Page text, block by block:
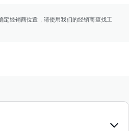
定经销商位置，请使用我们的经销商查找工